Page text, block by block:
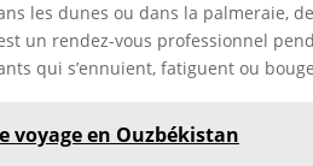
les dunes ou dans la palmeraie,
un rendez-vous professionnel
qui s’ennuient, fatiguent ou
voyage en Ouzbékistan